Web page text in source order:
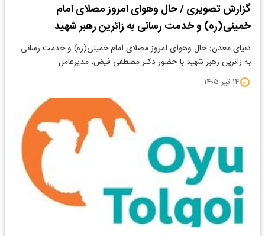
گزارش تصویری / حال وهوای امروز مصلای امام
خمینی(ره) و خدمت رسانی به زائرین رهبر شهید
دنیای معدن: حال وهوای امروز مصلای امام خمینی(ره) و خدمت رسانی
به زائرین رهبر شهید با حضور دکتر مصطفی فیض، مدیرعامل…
۱۴ تیر ۱۴۰۵